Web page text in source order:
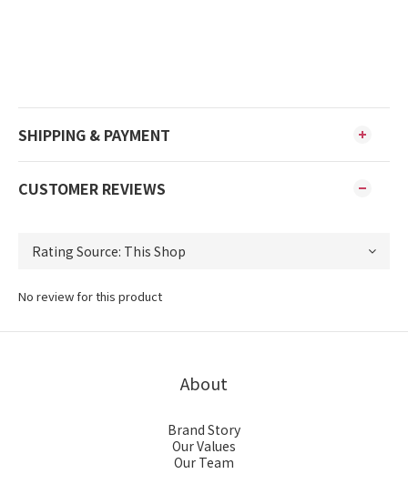
SHIPPING & PAYMENT
CUSTOMER REVIEWS
No review for this product
About
Brand Story
Our Values
Our Team